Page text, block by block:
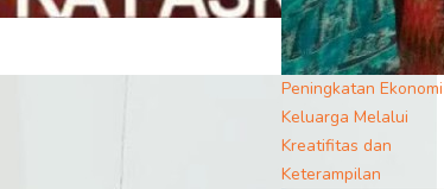
Peningkatan Ekonomi
Keluarga Melalui
Kreatifitas dan
Keterampilan